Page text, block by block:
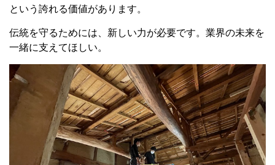
という誇れる価値があります。
伝統を守るためには、新しい力が必要です。業界の未来を
一緒に支えてほしい。